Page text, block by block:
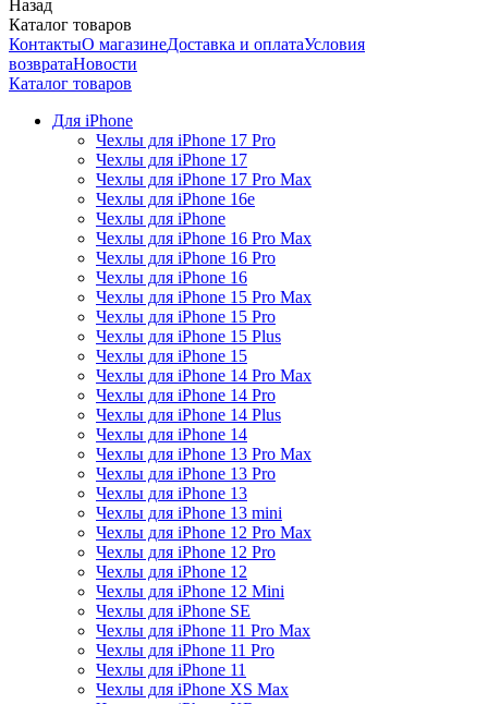
Назад
Каталог товаров
КонтактыО магазинеДоставка и оплатаУсловия
возвратаНовости
Каталог товаров
Для iPhone
Чехлы для iPhone 17 Pro
Чехлы для iPhone 17
Чехлы для iPhone 17 Pro Max
Чехлы для iPhone 16e
Чехлы для iPhone
Чехлы для iPhone 16 Pro Max
Чехлы для iPhone 16 Pro
Чехлы для iPhone 16
Чехлы для iPhone 15 Pro Max
Чехлы для iPhone 15 Pro
Чехлы для iPhone 15 Plus
Чехлы для iPhone 15
Чехлы для iPhone 14 Pro Max
Чехлы для iPhone 14 Pro
Чехлы для iPhone 14 Plus
Чехлы для iPhone 14
Чехлы для iPhone 13 Pro Max
Чехлы для iPhone 13 Pro
Чехлы для iPhone 13
Чехлы для iPhone 13 mini
Чехлы для iPhone 12 Pro Max
Чехлы для iPhone 12 Pro
Чехлы для iPhone 12
Чехлы для iPhone 12 Mini
Чехлы для iPhone SE
Чехлы для iPhone 11 Pro Max
Чехлы для iPhone 11 Pro
Чехлы для iPhone 11
Чехлы для iPhone XS Max